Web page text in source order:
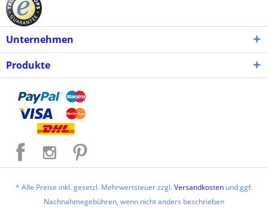
Unternehmen
Produkte
* Alle Preise inkl. gesetzl. Mehrwertsteuer zzgl.Versandkosten und ggf.
Nachnahmegebühren, wenn nicht anders beschrieben